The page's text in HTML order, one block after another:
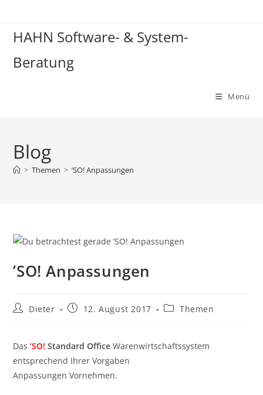
HAHN Software- & System-
Beratung
Menü
Blog
> Themen > ’SO! Anpassungen
’SO! Anpassungen
Dieter 12. August 2017 Themen
Das‘SO! Standard Office Warenwirtschaftssystem
entsprechend Ihrer Vorgaben
Anpassungen Vornehmen.